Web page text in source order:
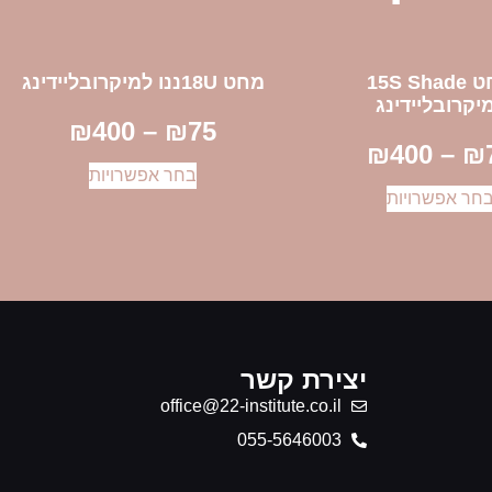
מחט 15S Shade
₪
–
₪400
אפשרויות
מחט 18Uננו למיקרובליידינג
₪75
–
₪400
בחר אפשרויות
יצירת קשר
office@22-institute.co.il
‎055-5646003